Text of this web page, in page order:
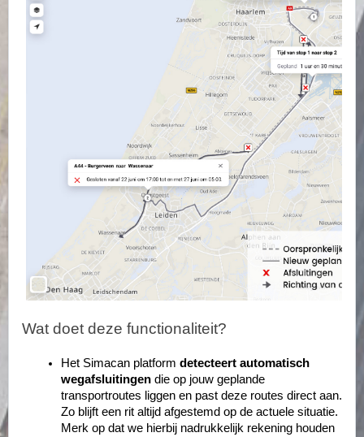
Wat doet deze functionaliteit?
Het Simacan platform detecteert automatisch
wegafsluitingen die op jouw geplande
transportroutes liggen en past deze routes direct aan.
Zo blijft een rit altijd afgestemd op de actuele situatie.
Merk op dat we hierbij nadrukkelijk rekening houden